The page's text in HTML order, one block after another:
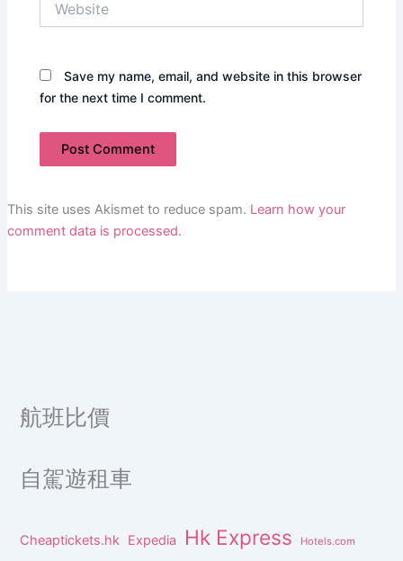
Save my name, email, and website in this browser
for the next time I comment.
This site uses Akismet to reduce spam. Learn how your
comment data is processed.
航班比價
自駕遊租車
Cheaptickets.hk Expedia Hk Express Hotels.com